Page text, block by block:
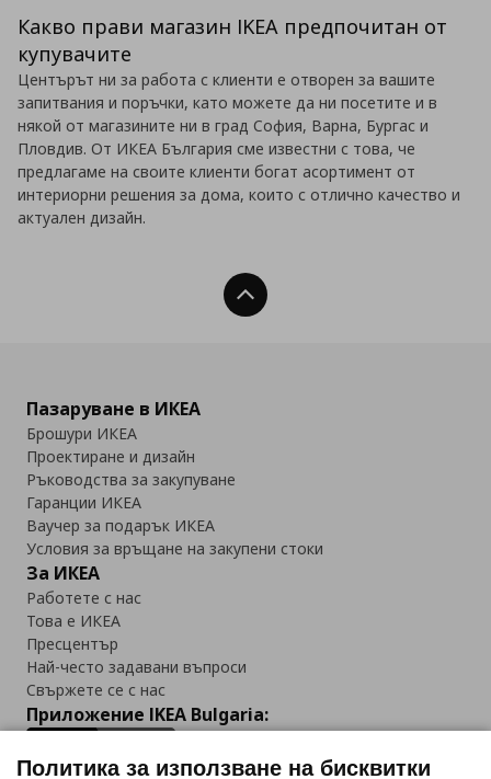
Какво прави магазин IKEA предпочитан от
купувачите
Центърът ни за работа с клиенти е отворен за вашите
запитвания и поръчки, като можете да ни посетите и в
някой от магазините ни в град София, Варна, Бургас и
Пловдив. От ИКЕА България сме известни с това, че
предлагаме на своите клиенти богат асортимент от
интериорни решения за дома, които с отлично качество и
актуален дизайн.
Нагоре
Пазаруване в ИКЕА
Брошури ИКЕА
Проектиране и дизайн
Ръководства за закупуване
Гаранции ИКЕА
Ваучер за подарък ИКЕА
Условия за връщане на закупени стоки
За ИКЕА
Работете с нас
Това е ИКЕА
Пресцентър
Най-често задавани въпроси
Свържете се с нас
Приложение IKEA Bulgaria:
Политика за използване на бисквитки